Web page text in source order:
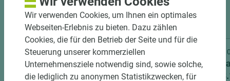
4 weitere Varianten
Art.-Nr. 06600020461
Trespa Kompaktplatte METEON®
A25.8.1 Satin Anthracite Grey
Art.-Nr.
Wir verwenden Cookies, um Ihnen ein optimales
Webseiten-Erlebnis zu bieten. Dazu zählen
Cookies, die für den Betrieb der Seite und für die
Steuerung unserer kommerziellen
Unternehmensziele notwendig sind, sowie solche,
die lediglich zu anonymen Statistikzwecken, für